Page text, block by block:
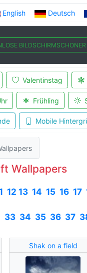
English Deutsch
BILDSCHIRMSCHONER
Valentinstag
Frühling
Mobile
Wallpapers
12 13 14 15 16 17
33 34 35 36 37
Shak on a field